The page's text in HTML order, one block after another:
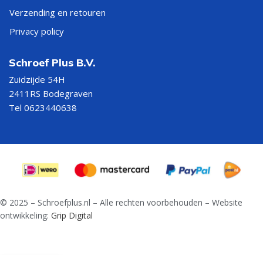
Verzending en retouren
Privacy policy
Schroef Plus B.V.
Zuidzijde 54H
2411RS Bodegraven
Tel 0623440638
© 2025 – Schroefplus.nl – Alle rechten voorbehouden – Website
ontwikkeling: Grip Digital